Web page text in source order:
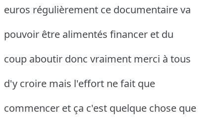
euros régulièrement ce documentaire va
pouvoir être alimentés financer et du
coup aboutir donc vraiment merci à tous
d'y croire mais l'effort ne fait que
commencer et ça c'est quelque chose que